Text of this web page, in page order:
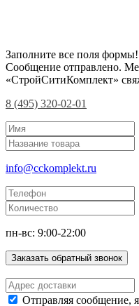
Заполните все поля формы!
Сообщение отправлено.
«СтройСитиКомплект»
8 (495) 320-02-01
info@cckomplekt.ru
пн-вс: 9:00-22:00
Заказать обратный звонок
Отправляя сообщение,